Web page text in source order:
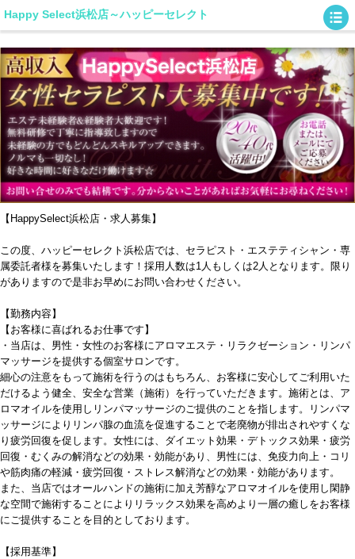
Happy Select浜松店～ハッピーセレクト
【HappySelect浜松店・求人募集】
この度、ハッピーセレクト浜松店では、セラピスト・エステティシャン・専
属委託者様を募集いたします！採用人数は1人もしくは2人となります。限り
がありますので是非お早めにお問い合わせください。
【勤務内容】
【お客様に喜ばれるお仕事です】
・当店は、男性・女性のお客様にアロマエステ・リラクゼーション・リンパ
マッサージを提供する個室サロンです。
細心の注意をもって施術を行うのはもちろん、お客様に安心してご利用いた
だけるよう健全、安全な営業（施術）を行っていただきます。施術とは、ア
ロマオイルを使用しリンパマッサージのご提供のことを指します。リンパマ
ッサージによりリンパ腺の血流を促進することで老廃物が排出されやすくな
り疲労回復を促します。女性には、ダイエット効果・デトックス効果・疲労
回復・むくみの解消などの効果・効能があり、男性には、免疫力向上・コリ
や筋肉痛の軽減・疲労回復・ストレス解消などの効果・効能があります。
また、当店ではオールハンドの施術に加え芳醇なアロマオイルを使用し閑静
な空間で施術することによりリラックス効果を高めより一層の癒しをお客様
にご提供することを目的としております。
【採用基準】